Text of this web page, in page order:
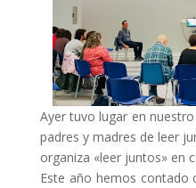
Ayer tuvo lugar en
padres y madres de leer
organiza «leer juntos» en
Este año hemos contado